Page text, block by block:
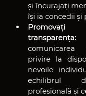
și încurajați
își ia concedii și
Promovați
transparența:
privire la
nevoile
echilibrul
profesională și